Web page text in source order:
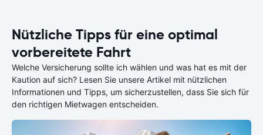
Nützliche Tipps für eine optimal
vorbereitete Fahrt
Welche Versicherung sollte ich wählen und was hat es mit der
Kaution auf sich? Lesen Sie unsere Artikel mit nützlichen
Informationen und Tipps, um sicherzustellen, dass Sie sich für
den richtigen Mietwagen entscheiden.